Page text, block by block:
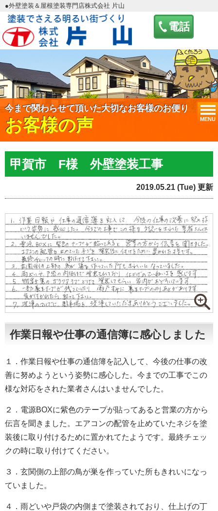
電話
MENU
●外壁塗装＆屋根塗装専門店株式会社 片山
今まで関わらせて頂いた大切なお客様のお便り
お客様の声
甲賀市 F様 外壁塗装工事
2019.05.21 (Tue) 更新
作業日報や仕事の通信簿に感心しました
１．作業日報や仕事の通信簿を記入して、今後の仕事の改
善に努めようという姿勢に感心した。今までの工事でこの
様な対応をされた業者さんはいませんでした。
２．電源BOXに紫色のテープが貼ってあると営業の方から
伝言を聞きました。エアコンの配管を止めていたネジを塗
装後に取り付けるために置かれてたようです。最終チェッ
クの時に取り付けてください。
３．玄関側の上部の鳥が巣を作っていた所もきれいになっ
ていました。
４．雨どいや戸袋の内側まで塗装されており、仕上げの丁